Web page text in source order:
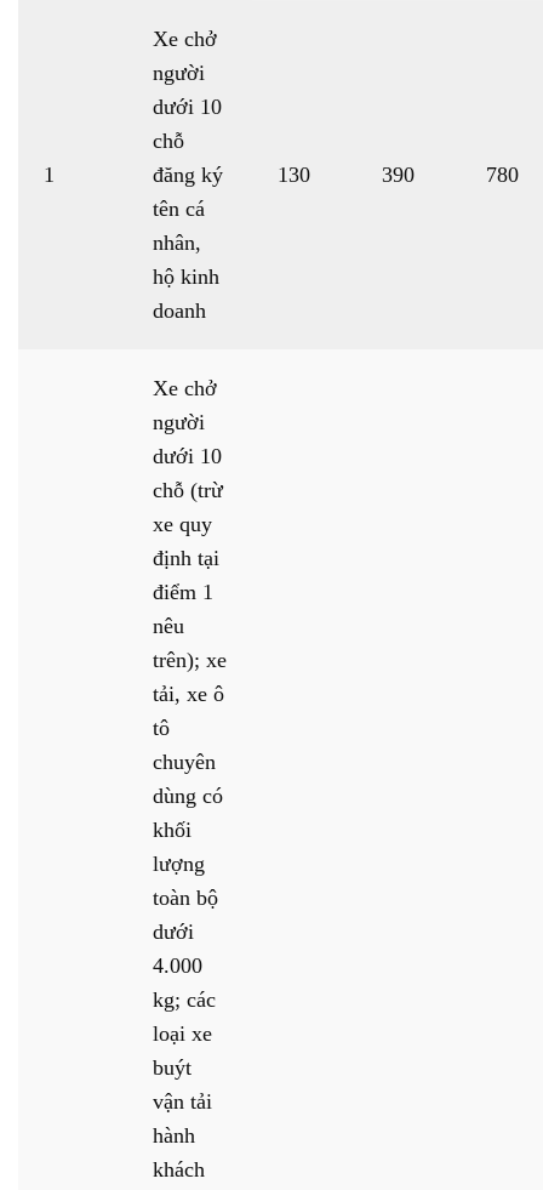
1
Xe chở
người
dưới 10
chỗ
đăng ký
tên cá
nhân,
hộ kinh
doanh
130 390 780
Xe chở
người
dưới 10
chỗ (trừ
xe quy
định tại
điểm 1
nêu
trên); xe
tải, xe ô
tô
chuyên
dùng có
khối
lượng
toàn bộ
dưới
4.000
kg; các
loại xe
buýt
vận tải
hành
khách